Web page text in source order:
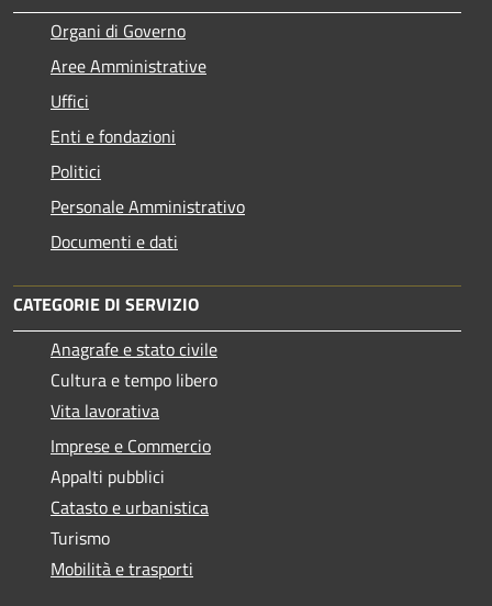
Organi di Governo
Aree Amministrative
Uffici
Enti e fondazioni
Politici
Personale Amministrativo
Documenti e dati
CATEGORIE DI SERVIZIO
Anagrafe e stato civile
Cultura e tempo libero
Vita lavorativa
Imprese e Commercio
Appalti pubblici
Catasto e urbanistica
Turismo
Mobilità e trasporti